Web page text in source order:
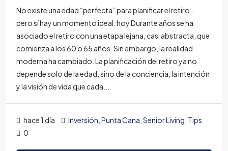
No existe una edad “perfecta” para planificar el retiro…
pero sí hay un momento ideal: hoy Durante años se ha
asociado el retiro con una etapa lejana, casi abstracta, que
comienza a los 60 o 65 años. Sin embargo, la realidad
moderna ha cambiado. La planificación del retiro ya no
depende solo de la edad, sino de la conciencia, la intención
y la visión de vida que cada...
hace 1 día Inversión Punta Cana Senior Living Tips
0